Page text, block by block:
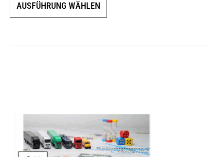
AUSFÜHRUNG WÄHLEN
auf
der
Produktseite
gewählt